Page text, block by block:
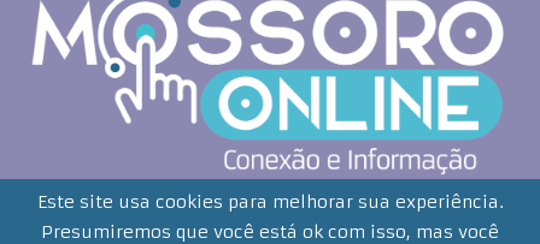
Copyrigth 2021 - Todos os direitos reservados. Mossoró Online
Desenvolvido por:
Este site usa cookies para melhorar sua experiência.
Presumiremos que você está ok com isso, mas você